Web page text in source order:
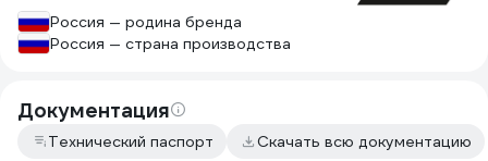
Россия — родина бренда
Россия — страна производства
Документация
Технический паспорт Скачать всю документацию